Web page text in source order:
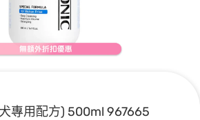
專用配方) 500ml 967665